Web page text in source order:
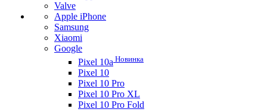
Valve
Apple iPhone
Samsung
Xiaomi
Google
Pixel 10a Новинка
Pixel 10
Pixel 10 Pro
Pixel 10 Pro XL
Pixel 10 Pro Fold